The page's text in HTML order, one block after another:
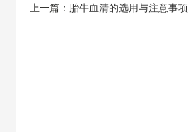
上一篇： 胎牛血清的选用与注意事项